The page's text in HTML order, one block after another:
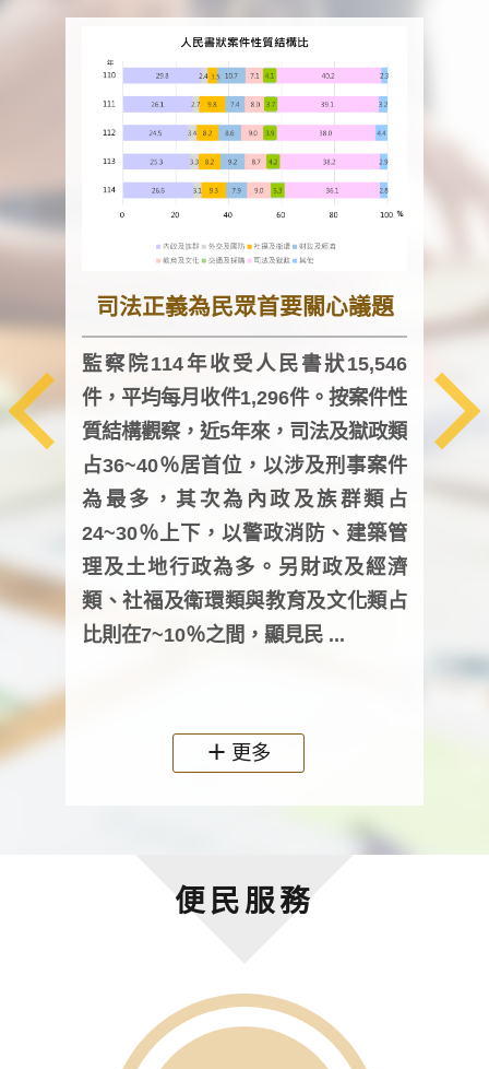
司法正義為民眾首要關心議題
監察院114年收受人民書狀15,546
件，平均每月收件1,296件。按案件性
質結構觀察，近5年來，司法及獄政類
占36~40％居首位，以涉及刑事案件
為最多，其次為內政及族群類占
24~30％上下，以警政消防、建築管
理及土地行政為多。另財政及經濟
類、社福及衛環類與教育及文化類占
比則在7~10％之間，顯見民 ...
監
均每
人
更多
便民服務